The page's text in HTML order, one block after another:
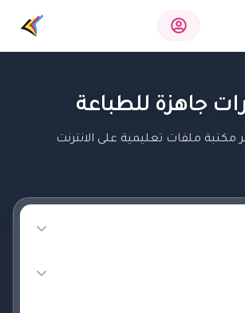
جاهزة للطباعة
مكتبة ملفات تعليمية على الانترنت